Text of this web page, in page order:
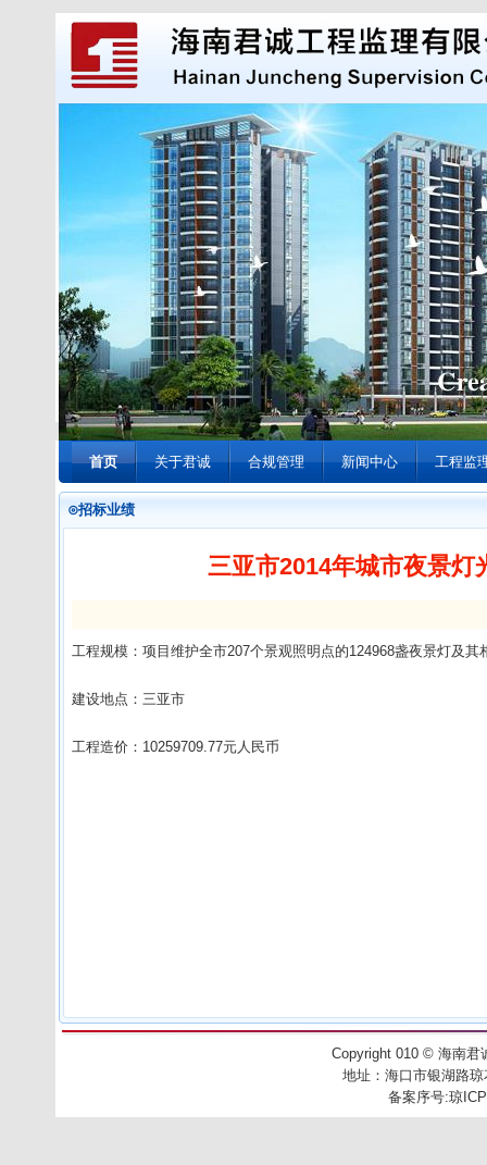
首页 关于君诚 合规管理 新闻中心 工程监
⊙招标业绩
三亚市2014年城市夜景灯
工程规模：项目维护全市207个景观照明点的124968盏夜景灯及其
建设地点：三亚市
工程造价：10259709.77元人民币
Copyright 010 © 海南君
地址： 海口市银湖路
备案序号:琼